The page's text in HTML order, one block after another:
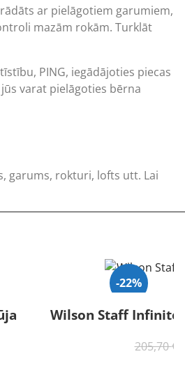
ar pielāgotiem garumiem,
mazām rokām. Turklāt
PING, iegādājoties piecas
varat pielāgoties bērna
garums, rokturi, lofts utt. Lai
-22%
Wilson Staff Infinite
205,70€